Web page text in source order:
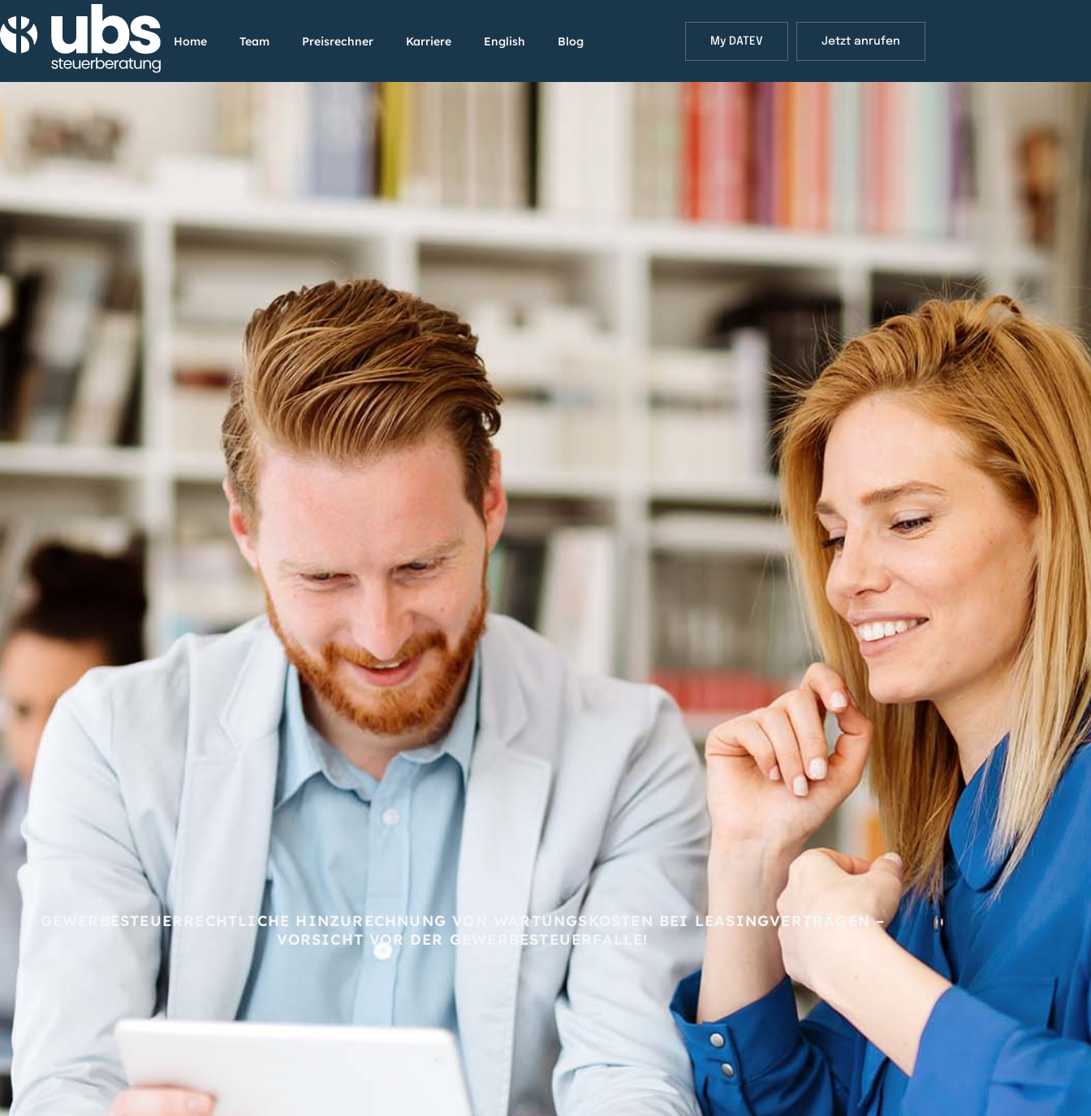
Home Team Preisrechner Karriere English Blog My DATEV Jetzt anrufen
GEWERBESTEUERRECHTLICHE HINZURECHNUNG VON WARTUNGSKOSTEN BEI LEASINGVERTRÄGEN –
VORSICHT VOR DER GEWERBESTEUERFALLE!